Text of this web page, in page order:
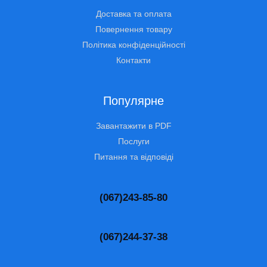
Доставка та оплата
Повернення товару
Політика конфіденційності
Контакти
Популярне
Завантажити в PDF
Послуги
Питання та відповіді
(067)243-85-80
(067)244-37-38